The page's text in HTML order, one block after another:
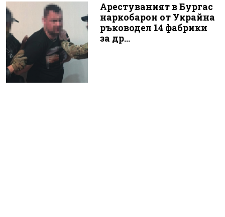
Арестуваният в Бургас
наркобарон от Украйна
ръководел 14 фабрики
за др...